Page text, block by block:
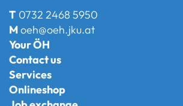
T 0732 2468 5950
Moeh@oeh.jku.at
Your ÖH
Contact us
Services
Onlineshop